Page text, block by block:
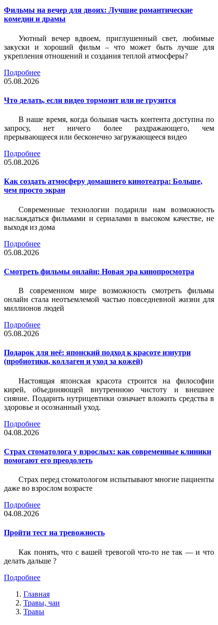
Фильмы на вечер для двоих: Лучшие романтические
комедии и драмы
Уютный вечер вдвоем, приглушенный свет, любимые
закуски и хороший фильм – что может быть лучше для
укрепления отношений и создания теплой атмосферы?
Подробнее
05.08.2026
Что делать, если видео тормозит или не грузится
В наше время, когда большая часть контента доступна по
запросу, нет ничего более раздражающего, чем
прерывающееся или бесконечно загружающееся видео
Подробнее
05.08.2026
Как создать атмосферу домашнего кинотеатра: Больше,
чем просто экран
Современные технологии подарили нам возможность
наслаждаться фильмами и сериалами в высоком качестве, не
выходя из дома
Подробнее
05.08.2026
Смотреть фильмы онлайн: Новая эра кинопросмотра
В современном мире возможность смотреть фильмы
онлайн стала неотъемлемой частью повседневной жизни для
миллионов людей
Подробнее
05.08.2026
Подарок для неё: японский подход к красоте изнутри
(пробиотики, коллаген и уход за кожей)
Настоящая японская красота строится на философии
кирей, объединяющей внутреннюю чистоту и внешнее
сияние. Подарить нутрицевтики означает вложить средства в
здоровье и осознанный уход.
Подробнее
04.08.2026
Страх стоматолога у взрослых: как современные клиники
помогают его преодолеть
Страх перед стоматологом испытывают многие пациенты
даже во взрослом возрасте
Подробнее
04.08.2026
Пройти тест на тревожность
Как понять, что с вашей тревогой что-то не так — и что
делать дальше ?
Подробнее
Главная
Травы, чаи
Травы